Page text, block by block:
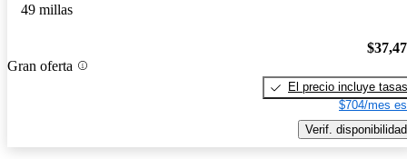
49 millas
Gran oferta
El precio incluye tasas
$704/mes
Verif. disponibilidad